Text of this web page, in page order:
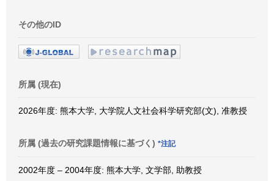
その他のID
所属 (現在)
2026年度: 熊本大学, 大学院人文社会科学研究部(文), 准教授
所属 (過去の研究課題情報に基づく) *注記
2002年度 – 2004年度: 熊本大学, 文学部, 助教授